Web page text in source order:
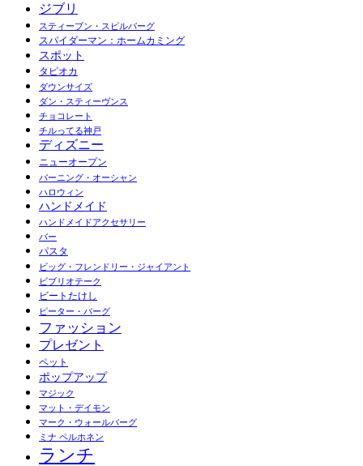
ジブリ
スティーブン・スピルバーグ
スパイダーマン：ホームカミング
スポット
タピオカ
ダウンサイズ
ダン・スティーヴンス
チョコレート
チルってる神戸
ディズニー
ニューオープン
バーニング・オーシャン
ハロウィン
ハンドメイド
ハンドメイドアクセサリー
バー
パスタ
ビッグ・フレンドリー・ジャイアント
ビブリオテーク
ビートたけし
ピーター・バーグ
ファッション
プレゼント
ペット
ポップアップ
マジック
マット・デイモン
マーク・ウォールバーグ
ミナ ペルホネン
ランチ